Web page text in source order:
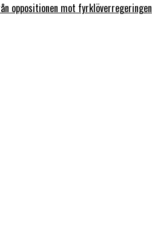
oppositionen mot fyrklöverregeringen